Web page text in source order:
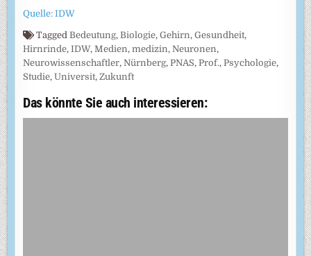
Quelle: IDW
Tagged Bedeutung, Biologie,Gehirn,Gesundheit,
Hirnrinde,IDW, Medien,medizin, Neuronen,
Neurowissenschaftler, Nürnberg, PNAS, Prof., Psychologie,
Studie,Universit, Zukunft
Das könnte Sie auch interessieren: